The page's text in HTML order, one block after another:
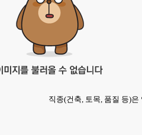
직종(건축, 토목, 품질 등)